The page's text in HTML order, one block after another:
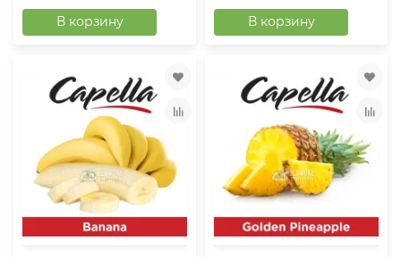
В корзину В корзину